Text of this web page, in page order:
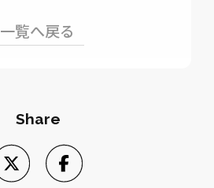
一覧へ戻る
Share